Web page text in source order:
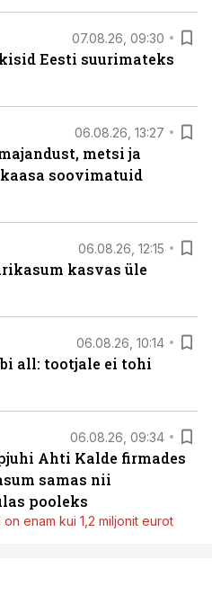
07.08.26, 09:30
Eesti suurimateks
06.08.26, 13:27
metsi ja
soovimatuid
06.08.26, 12:15
kasvas üle
06.08.26, 10:14
all: tootjale ei tohi
06.08.26, 09:34
Ahti Kalde firmades
samas nii
pooleks
enam kui 1,2 miljonit eurot